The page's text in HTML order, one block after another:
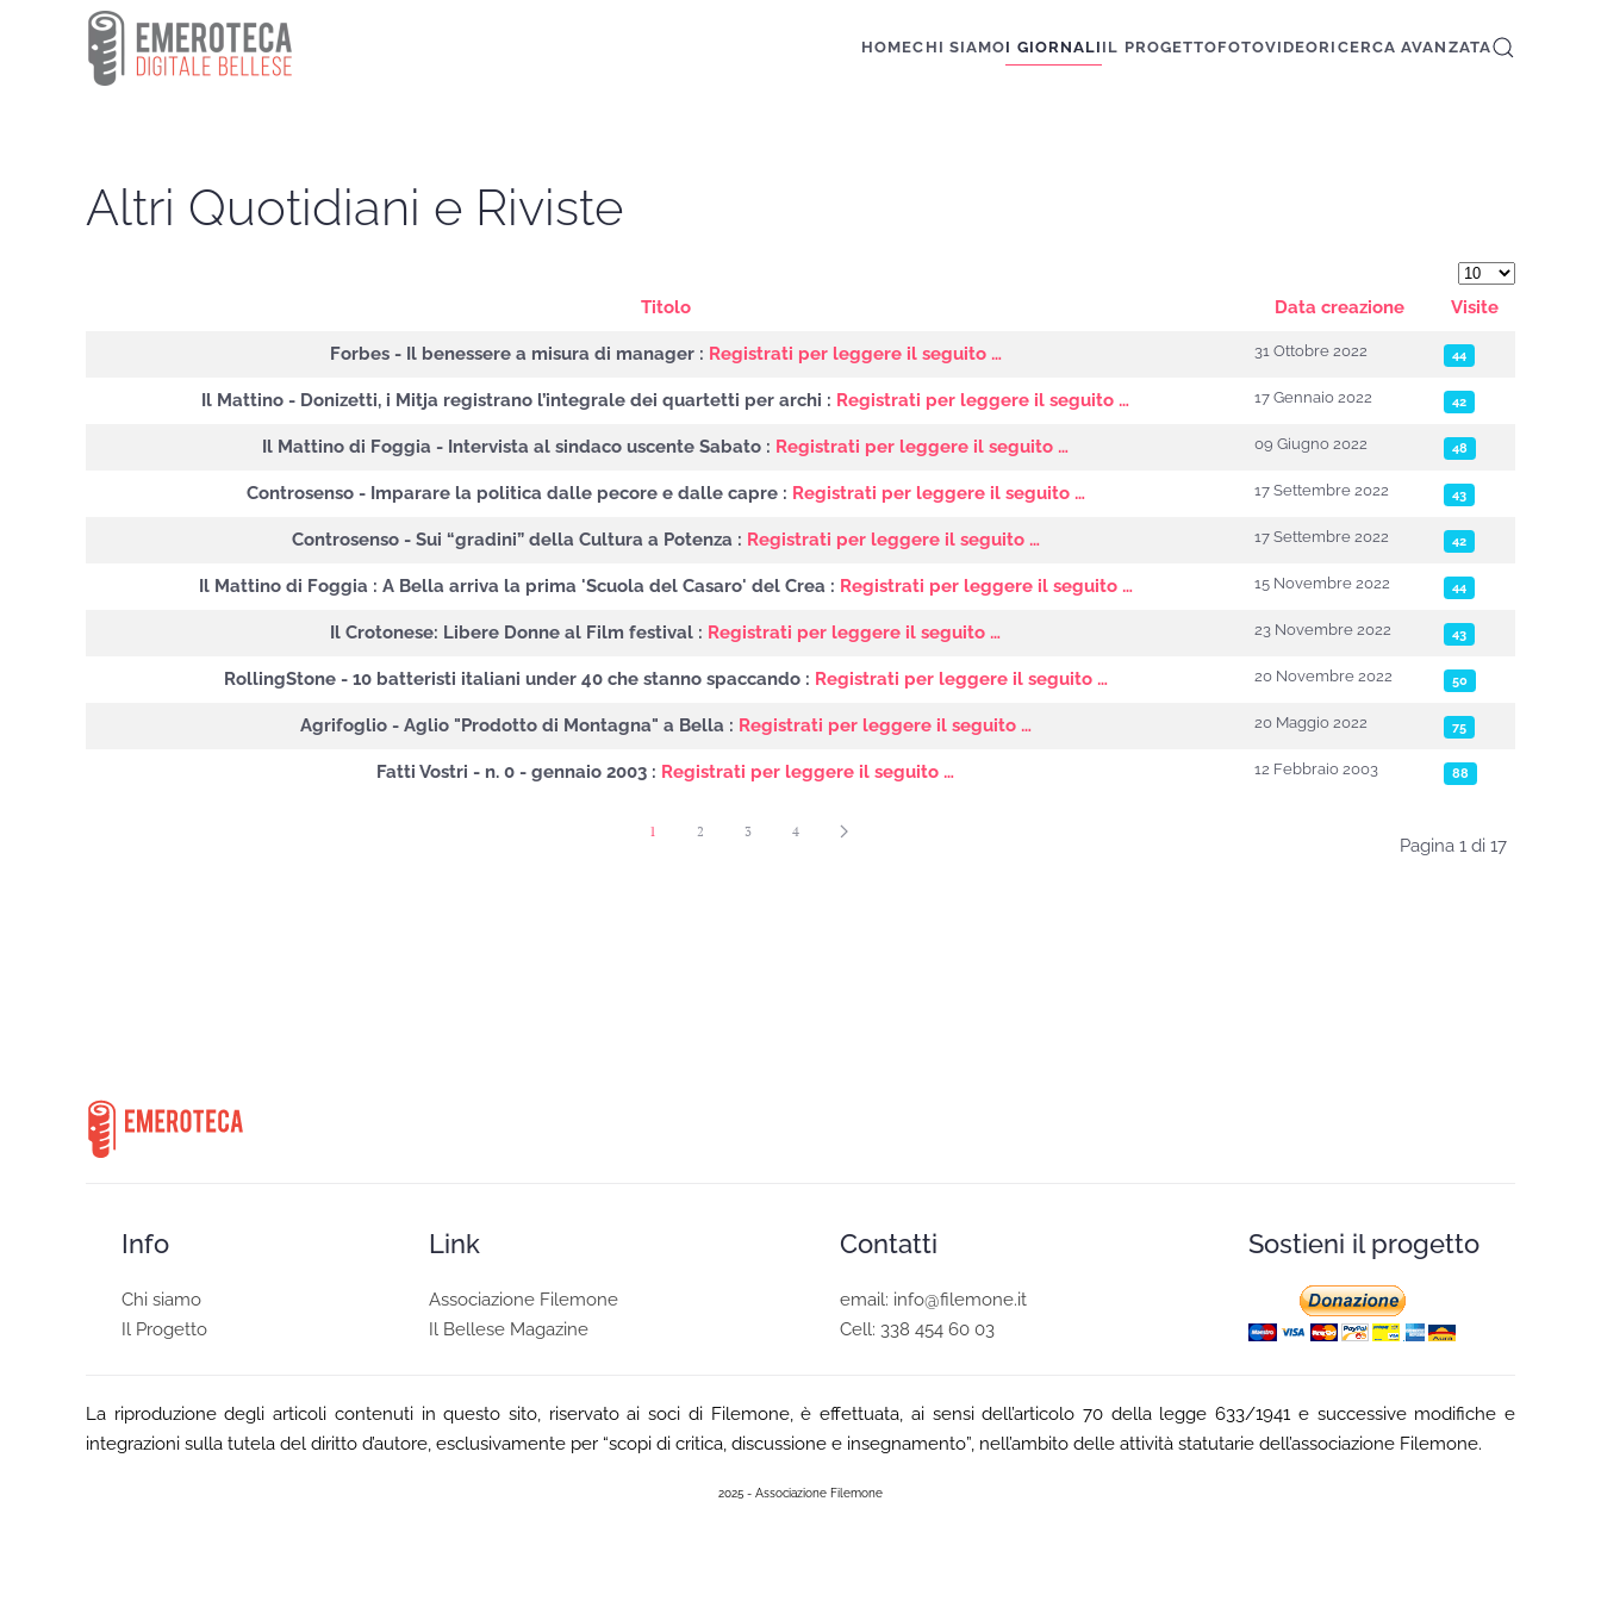
Skip to main content HOMECHI SIAMOI GIORNALI IL PROGETTOFOTOVIDEORICERCA AVANZATA
Altri Quotidiani e Riviste
Visualizza #
Titolo Data creazione Visite
Forbes - Il benessere a misura di manager : Registrati per leggere il seguito … 31 Ottobre 2022 44
Il Mattino - Donizetti, i Mitja registrano l’integrale dei quartetti per archi : Registrati per leggere il seguito … 17 Gennaio 2022 42
Il Mattino di Foggia - Intervista al sindaco uscente Sabato : Registrati per leggere il seguito … 09 Giugno 2022 48
Controsenso - Imparare la politica dalle pecore e dalle capre : Registrati per leggere il seguito … 17 Settembre 2022 43
Controsenso - Sui “gradini” della Cultura a Potenza : Registrati per leggere il seguito … 17 Settembre 2022 42
Il Mattino di Foggia : A Bella arriva la prima 'Scuola del Casaro' del Crea : Registrati per leggere il seguito … 15 Novembre 2022 44
Il Crotonese: Libere Donne al Film festival : Registrati per leggere il seguito … 23 Novembre 2022 43
RollingStone - 10 batteristi italiani under 40 che stanno spaccando : Registrati per leggere il seguito … 20 Novembre 2022 50
Agrifoglio - Aglio "Prodotto di Montagna" a Bella : Registrati per leggere il seguito … 20 Maggio 2022 75
Fatti Vostri - n. 0 - gennaio 2003 : Registrati per leggere il seguito … 12 Febbraio 2003 88
Pagina 1 di 17
1 2 3 4
Info
Chi siamo
Il Progetto
Link
Associazione Filemone
Il Bellese Magazine
Contatti
email: info@filemone.it
Cell: 338 454 60 03
Sostieni il progetto
La riproduzione degli articoli contenuti in questo sito, riservato ai soci di Filemone, è effettuata, ai sensi dell’articolo 70 della legge 633/1941 e successive modifiche e
integrazioni sulla tutela del diritto d’autore, esclusivamente per “scopi di critica, discussione e insegnamento”, nell’ambito delle attività statutarie dell’associazione Filemone.
2025 - Associazione Filemone